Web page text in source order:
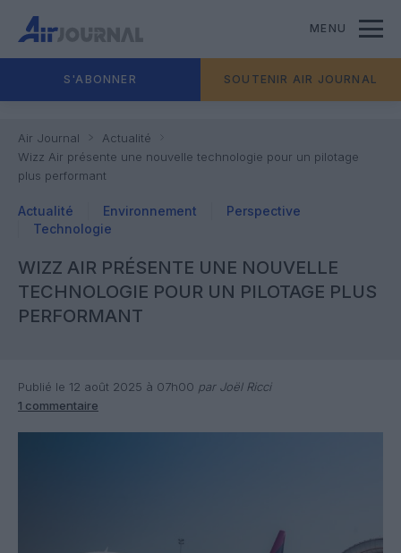
MENU
S'ABONNER SOUTENIR AIR JOURNAL
Air Journal
Actualité
Wizz Air présente une nouvelle technologie pour un pilotage
plus performant
Actualité Environnement
Perspective
Technologie
WIZZ AIR PRÉSENTE UNE NOUVELLE
TECHNOLOGIE POUR UN PILOTAGE PLUS
PERFORMANT
Publié le 12 août 2025 à 07h00 par Joël Ricci
1 commentaire